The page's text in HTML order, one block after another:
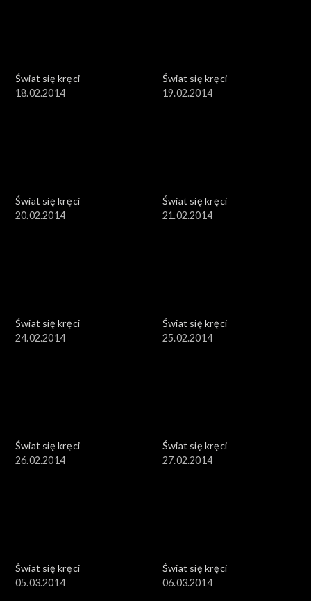
Świat się kręci
18.02.2014
Świat się kręci
19.02.2014
Świat się kręci
20.02.2014
Świat się kręci
21.02.2014
Świat się kręci
24.02.2014
Świat się kręci
25.02.2014
Świat się kręci
26.02.2014
Świat się kręci
27.02.2014
Świat się kręci
05.03.2014
Świat się kręci
06.03.2014